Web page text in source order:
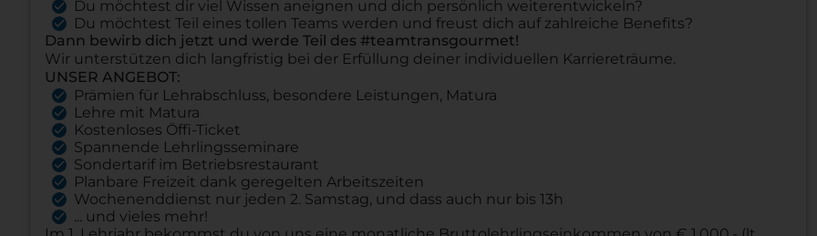
Du möchtest dir viel Wissen aneignen und dich persönlich weiterentwickeln?
Du möchtest Teil eines tollen Teams werden und freust dich auf zahlreiche Benefits?
Dann bewirb dich jetzt und werde Teil des #teamtransgourmet!
Wir unterstützen dich langfristig bei der Erfüllung deiner individuellen Karriereträume.
UNSER ANGEBOT:
Prämien für Lehrabschluss, besondere Leistungen, Matura
Lehre mit Matura
Kostenloses Öffi-Ticket
Spannende Lehrlingsseminare
Sondertarif im Betriebsrestaurant
Planbare Freizeit dank geregelten Arbeitszeiten
Wochenenddienst nur jeden 2. Samstag, und dass auch nur bis 13h
... und vieles mehr!